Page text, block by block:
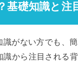
基礎知識と注
がない方でも、
識から注目される